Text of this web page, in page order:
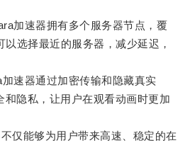
速器拥有多个服务器节点，覆
选择最近的服务器，减少延迟，
器通过加密传输和隐藏真实
和隐私，让用户在观看动画时更加
能够为用户带来高速、稳定的在